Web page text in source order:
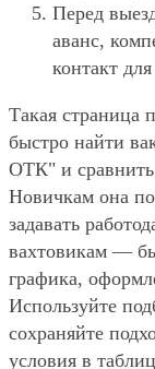
Перед
аванс,
контакт
Такая страница
быстро найти
ОТК" и
Новичкам она
задавать
вахтовикам —
графика,
Используйте
сохраняйте
условия в